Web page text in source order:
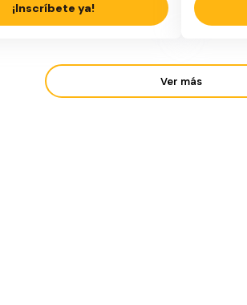
¡Inscríbete ya!
Ver más